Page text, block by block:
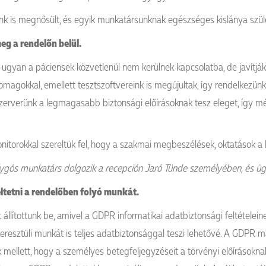
is megnősült, és egyik munkatársunknak egészséges kislánya
a rendelőn belül.
a páciensek közvetlenül nem kerülnek kapcsolatba, de
emellett tesztszoftvereink is megújultak, így
a legmagasabb biztonsági előírásoknak tesz eleget, így
szereltük fel, hogy a szakmai megbeszélések, oktatások
munkatárs dolgozik a recepción Jaró Tünde személyében, és
a rendelőben folyó munkát.
be, amivel a GDPR informatikai adatbiztonsági
munkát is teljes adatbiztonsággal teszi lehetővé. A GDPR
hogy a személyes betegfeljegyzéseit a törvényi